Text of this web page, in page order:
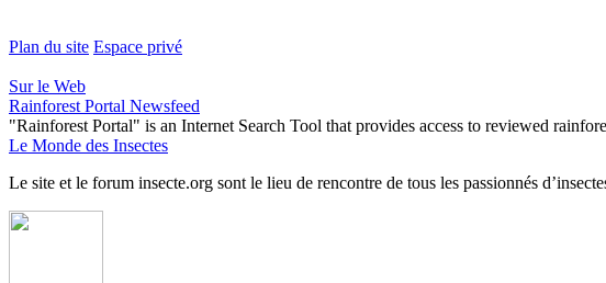
Plan du site Espace privé
Sur le Web
Rainforest Portal Newsfeed
"Rainforest Portal" is an Internet Search Tool that provides access to reviewed
Le Monde des Insectes
Le site et le forum insecte.org sont le lieu de rencontre de tous les passionnés